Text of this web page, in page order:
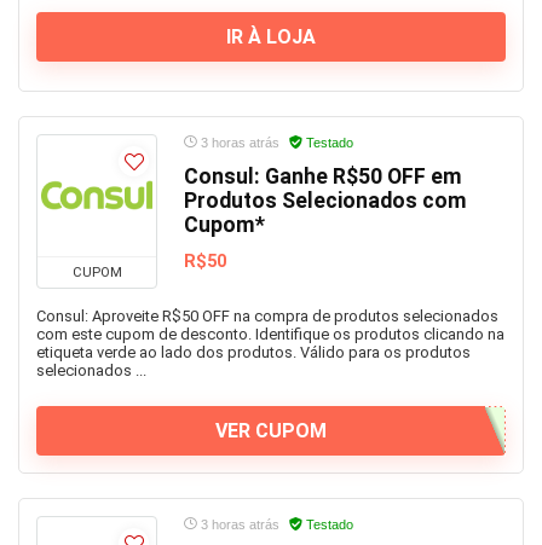
IR À LOJA
CUPOM
3 horas atrás Testado
Consul: Ganhe R$50 OFF em
Produtos Selecionados com
Cupom*
R$50
Consul: Aproveite R$50 OFF na compra de produtos selecionados
com este cupom de desconto. Identifique os produtos clicando na
etiqueta verde ao lado dos produtos. Válido para os produtos
selecionados ...
VER CUPOM
3 horas atrás Testado